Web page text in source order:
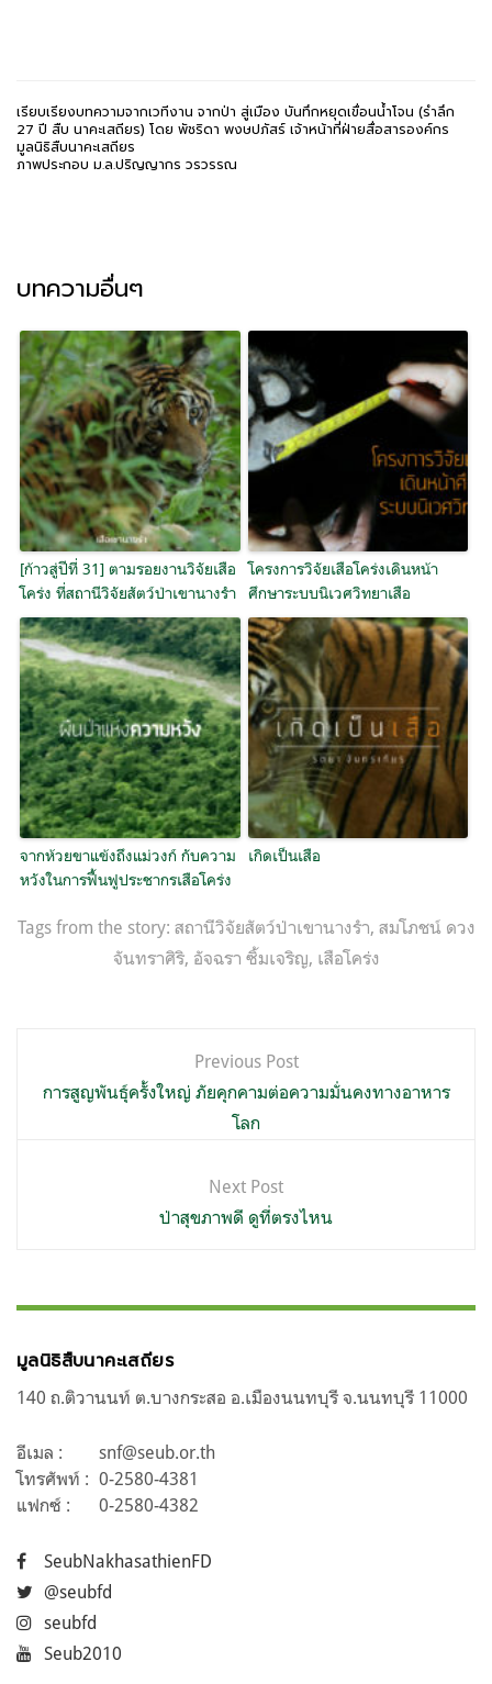
เรียบเรียงบทความจากเวทีงาน จากป่า สู่เมือง บันทึกหยุดเขื่อนน้ำโจน (รำลึก
27 ปี สืบ นาคะเสถียร) โดย พัชริดา พงษปภัสร์ เจ้าหน้าที่ฝ่ายสื่อสารองค์กร
มูลนิธิสืบนาคะเสถียร
ภาพประกอบ ม.ล.ปริญญากร วรวรรณ
บทความอื่นๆ
[ก้าวสู่ปีที่ 31] ตามรอยงานวิจัยเสือ
โคร่ง ที่สถานีวิจัยสัตว์ป่าเขานางรำ
โครงการวิจัยเสือโคร่งเดินหน้า
ศึกษาระบบนิเวศวิทยาเสือ
จากห้วยขาแข้งถึงแม่วงก์ กับความ
หวังในการฟื้นฟูประชากรเสือโคร่ง
เกิดเป็นเสือ
Tags from the story: สถานีวิจัยสัตว์ป่าเขานางรำ, สมโภชน์ ดวง
จันทราศิริ, อัจฉรา ซิ้มเจริญ, เสือโคร่ง
เรื่อง
Previous Post
การสูญพันธุ์ครั้งใหญ่ ภัยคุกคามต่อความมั่นคงทางอาหาร
โลก
Next Post
ป่าสุขภาพดี ดูที่ตรงไหน
มูลนิธิสืบนาคะเสถียร
140 ถ.ติวานนท์ ต.บางกระสอ อ.เมืองนนทบุรี จ.นนทบุรี 11000
อีเมล :
snf@seub.or.th
โทรศัพท์ : 0-2580-4381
แฟกซ์ :
0-2580-4382
SeubNakhasathienFD
@seubfd
seubfd
Seub2010